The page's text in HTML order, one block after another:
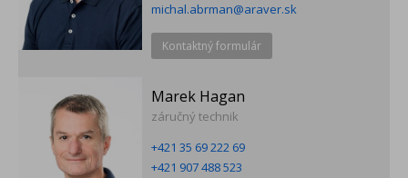
michal.abrman@araver.sk
Kontaktný formulár
Marek Hagan
záručný technik
+421 35 69 222 69
+421 907 488 523